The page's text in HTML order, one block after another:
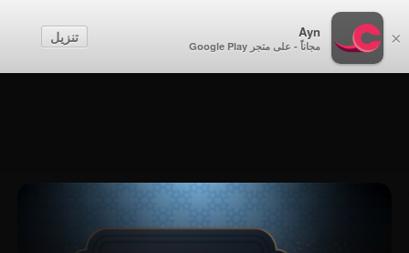
×
Ayn
مجاناً - على متجر Google Play
تنزيل
إنشاء حساب